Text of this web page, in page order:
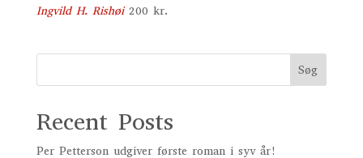
Ingvild H. Rishøi 200 kr.
Søg
Recent Posts
Per Petterson udgiver første roman i syv år!